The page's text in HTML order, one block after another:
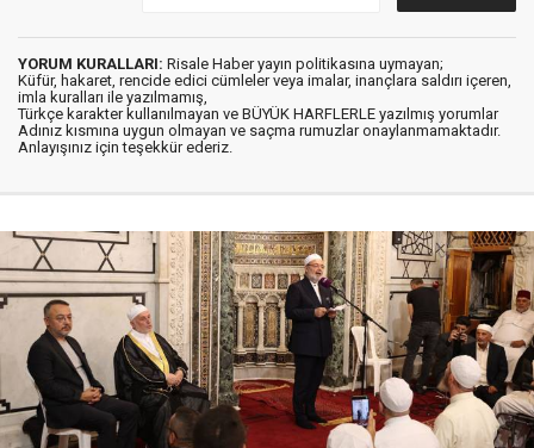
YORUM KURALLARI: Risale Haber yayın politikasına uymayan;
Küfür, hakaret, rencide edici cümleler veya imalar, inançlara saldırı içeren,
imla kuralları ile yazılmamış,
Türkçe karakter kullanılmayan ve BÜYÜK HARFLERLE yazılmış yorumlar
Adınız kısmına uygun olmayan ve saçma rumuzlar onaylanmamaktadır.
Anlayışınız için teşekkür ederiz.